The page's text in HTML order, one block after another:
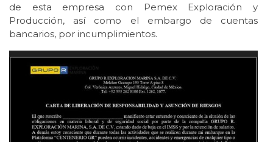
de esta empresa con Pemex Exploración y
Producción, así como el embargo de cuentas
bancarios, por incumplimientos.